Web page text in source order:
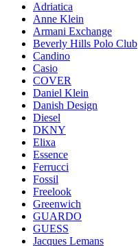
Adriatica
Anne Klein
Armani Exchange
Beverly Hills Polo Club
Candino
Casio
COVER
Daniel Klein
Danish Design
Diesel
DKNY
Elixa
Essence
Ferrucci
Fossil
Freelook
Greenwich
GUARDO
GUESS
Jacques Lemans